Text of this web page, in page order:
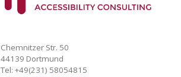
Chemnitzer Str. 50
44139 Dortmund
Tel: +49(231) 58054815